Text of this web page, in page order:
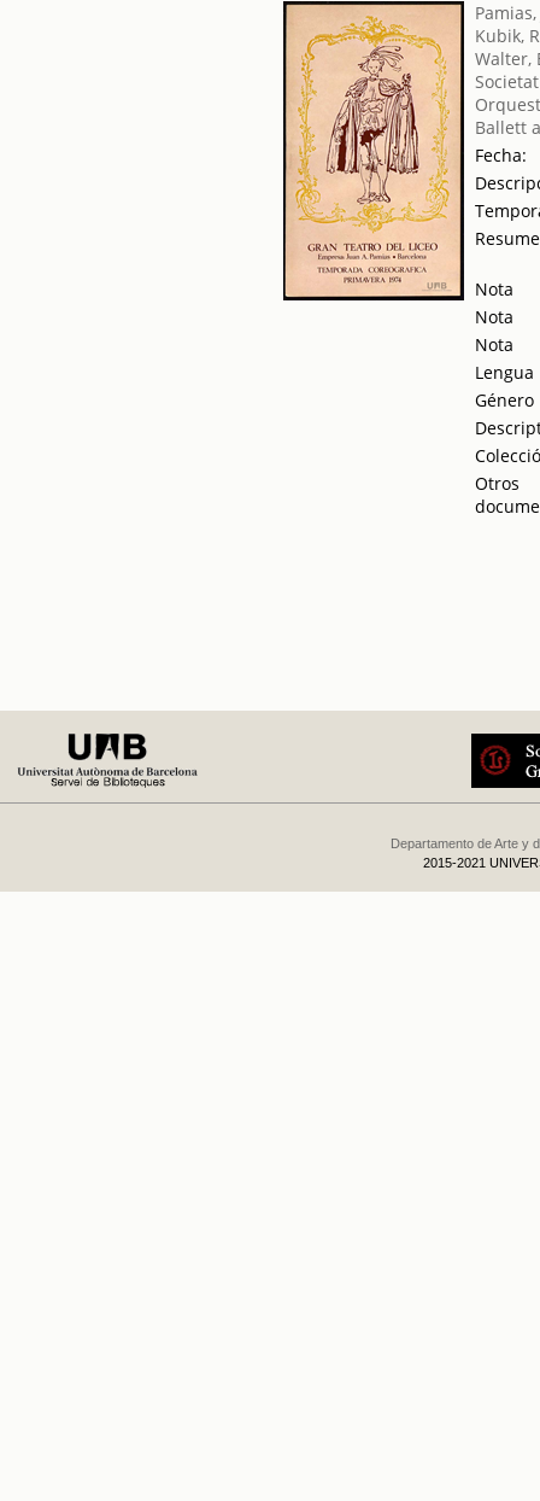
Kubik,
Walter,
Ballett
Fecha:
Nota
Nota
Nota
Lengua
Género
Otros
Departamento de Arte y
2015-2021